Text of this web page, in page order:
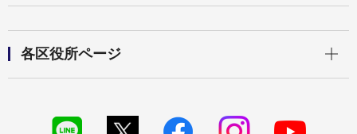
各区役所ページ